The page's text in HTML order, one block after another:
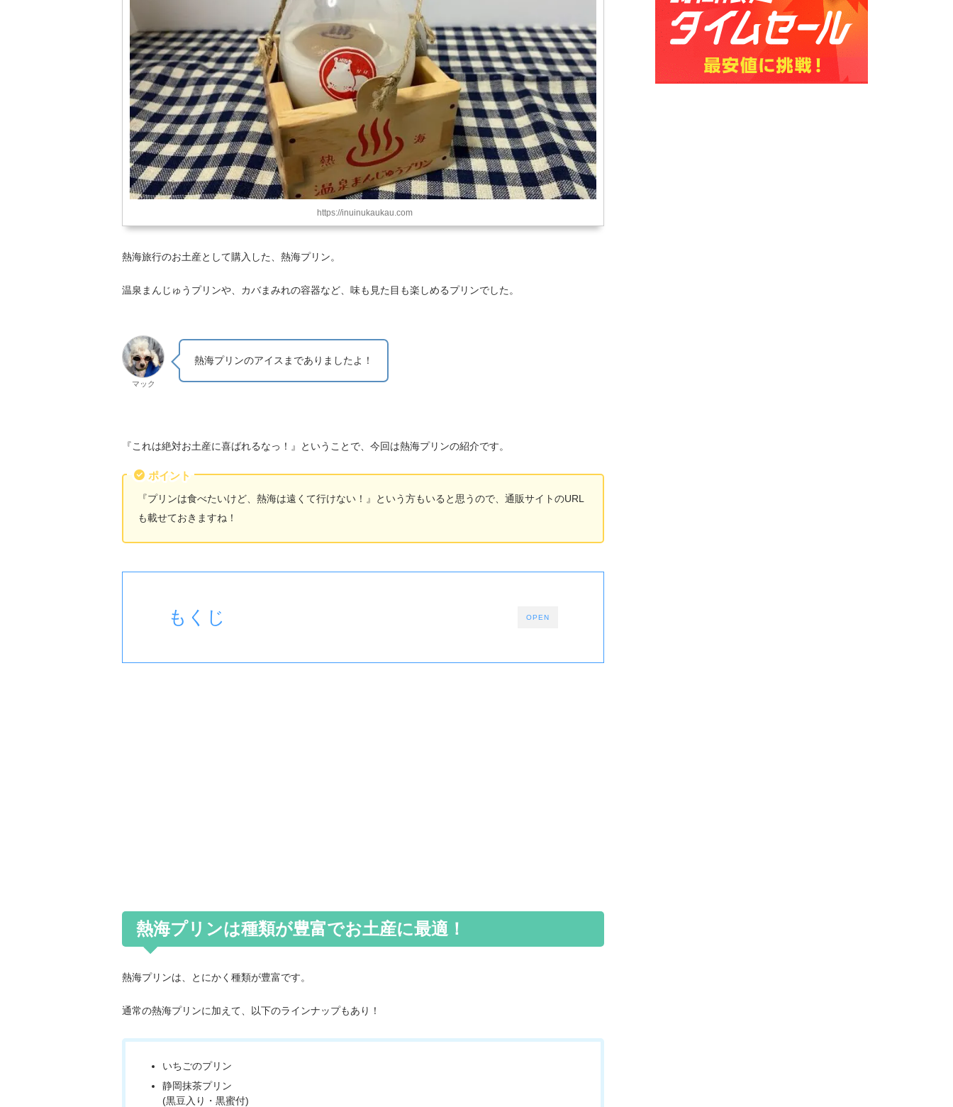
https://inuinukaukau.com
熱海旅行のお土産として購入した、熱海プリン。
温泉まんじゅうプリンや、カバまみれの容器など、味も見た目も楽しめるプリンでした。
マック
熱海プリンのアイスまでありましたよ！
『これは絶対お土産に喜ばれるなっ！』ということで、今回は熱海プリンの紹介です。
ポイント
『プリンは食べたいけど、熱海は遠くて行けない！』という方もいると思うので、通販サイトのURL
も載せておきますね！
OPEN
もくじ
熱海プリンは種類が豊富でお土産に最適！
熱海プリンは、とにかく種類が豊富です。
通常の熱海プリンに加えて、以下のラインナップもあり！
いちごのプリン
静岡抹茶プリン
(黒豆入り・黒蜜付)